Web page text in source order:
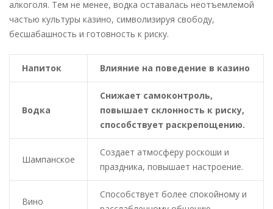
алкоголя. Тем не менее, водка оставалась неотъемлемой
частью культуры казино, символизируя свободу,
бесшабашность и готовность к риску.
Напиток Влияние на поведение в казино
Водка
Снижает самоконтроль,
повышает склонность к риску,
способствует раскрепощению.
Шампанское
Создает атмосферу роскоши и
праздника, повышает настроение.
Вино
Способствует более спокойному и